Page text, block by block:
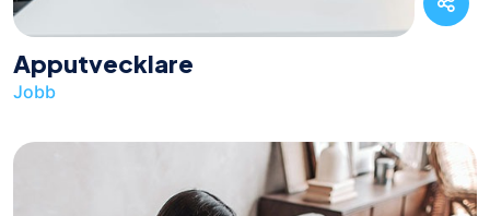
Apputvecklare
Jobb